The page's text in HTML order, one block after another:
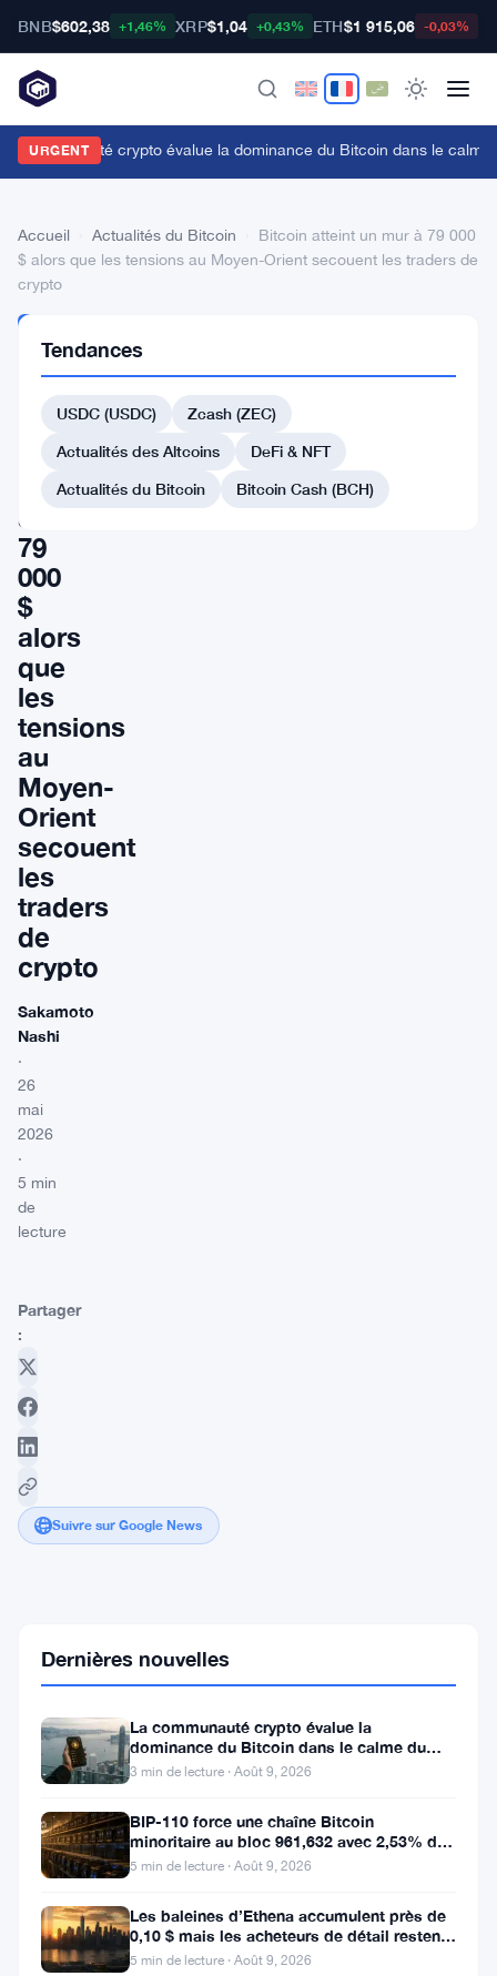
BNB$602,38 +1,46% XRP$1,04 +0,43% ETH$1 915,06 -0,03%
URGENT
communauté crypto évalue la dominance du Bitcoin dans le calme
Accueil Actualités du Bitcoin
Bitcoin atteint un mur à 79 000
$ alors que les tensions au Moyen-Orient secouent les traders de
crypto
DU BITCOIN
atteint
mur
à
79
000
$
alors
que
les
tensions
au
Moyen-
Orient
secouent
les
traders
de
crypto
Sakamoto
Nashi
·
26
mai
2026
·
5 min
de
lecture
Partager
:
Suivre sur Google News
alors
tensions
Moyen-
Orient
secouent
traders
Tendances
USDC (USDC)
Zcash (ZEC)
Actualités des Altcoins
DeFi & NFT
Actualités du Bitcoin
Bitcoin Cash (BCH)
Dernières nouvelles
La communauté crypto évalue la
dominance du Bitcoin dans le calme du
week-end
3 min de lecture · Août 9, 2026
BIP-110 force une chaîne Bitcoin
minoritaire au bloc 961,632 avec 2,53% de
soutien des mineurs
5 min de lecture · Août 9, 2026
Les baleines d’Ethena accumulent près de
0,10 $ mais les acheteurs de détail restent
à l’écart
5 min de lecture · Août 9, 2026